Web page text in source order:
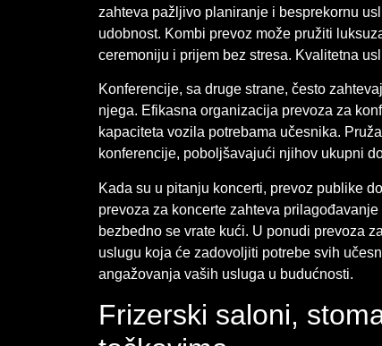
zahteva pažljivo planiranje i besprekornu
udobnost. Kombi prevoz može pružiti
ceremoniju i prijem bez stresa. Kvalitetna
Konferencije, sa druge strane, često
njega. Efikasna organizacija prevoza za
kapaciteta vozila potrebama učesnika.
konferencije, poboljšavajući njihov ukupni
Kada su u pitanju koncerti, prevoz publike
prevoza za koncerte zahteva
bezbedno se vrate kući. U ponudi prevoza
uslugu koja će zadovoljiti potrebe svih
angažovanja vaših usluga u budućnosti.
Frizerski saloni,